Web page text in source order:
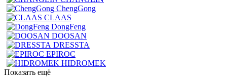
ChengGong
CLAAS
DongFeng
DOOSAN
DRESSTA
EPIROC
HIDROMEK
Показать ещё